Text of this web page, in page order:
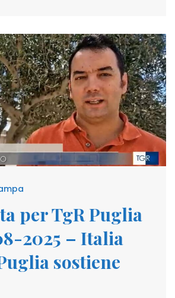
per TgR Puglia
2025 – Italia
sostiene